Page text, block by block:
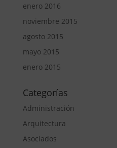
enero 2016
noviembre 2015
agosto 2015
mayo 2015
enero 2015
Categorías
Administración
Arquitectura
Asociados